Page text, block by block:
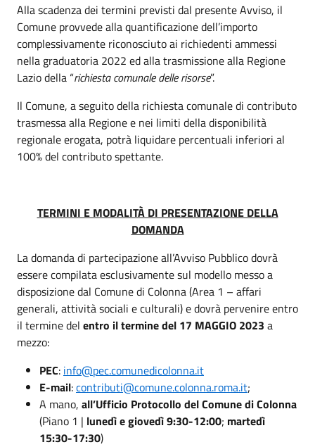
Alla scadenza dei termini previsti dal presente Avviso, il
Comune provvede alla quantificazione dell’importo
complessivamente riconosciuto ai richiedenti ammessi
nella graduatoria 2022 ed alla trasmissione alla Regione
Lazio della “richiesta comunale delle risorse”.
Il Comune, a seguito della richiesta comunale di contributo
trasmessa alla Regione e nei limiti della disponibilità
regionale erogata, potrà liquidare percentuali inferiori al
100% del contributo spettante.
TERMINI E MODALITÀ DI PRESENTAZIONE DELLA
DOMANDA
La domanda di partecipazione all’Avviso Pubblico dovrà
essere compilata esclusivamente sul modello messo a
disposizione dal Comune di Colonna (Area 1 – affari
generali, attività sociali e culturali) e dovrà pervenire entro
il termine del entro il termine del 17 MAGGIO 2023 a
mezzo:
PEC: info@pec.comunedicolonna.it
E-mail:contributi@comune.colonna.roma.it;
A mano, all’Ufficio Protocollo del Comune di Colonna
(Piano 1 | lunedì e giovedì 9:30-12:00; martedì
15:30-17:30)